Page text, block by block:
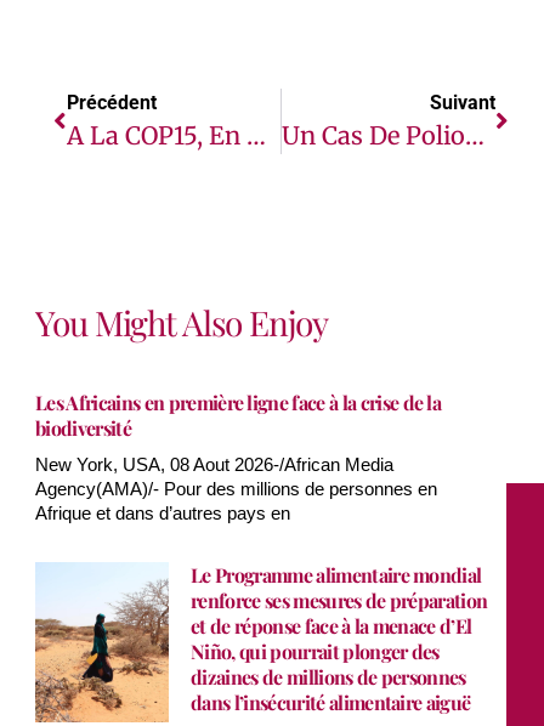
Précédent
A La COP15, En Côte D’Ivoire, Le PAM Appelle À Mettre En Place Des Systèmes Alimentaires Résilients
Suivant
Un Cas De Poliovirus Sauvage Confirmé Au Mozambique (OMS)
You Might Also Enjoy
Les Africains en première ligne face à la crise de la
biodiversité
New York, USA, 08 Aout 2026-/African Media
Agency(AMA)/- Pour des millions de personnes en
Afrique et dans d’autres pays en
Le Programme alimentaire mondial
renforce ses mesures de préparation
et de réponse face à la menace d’El
Niño, qui pourrait plonger des
dizaines de millions de personnes
dans l’insécurité alimentaire aiguë